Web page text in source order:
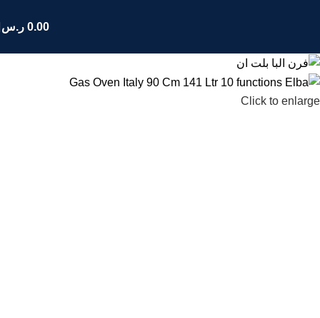
0.00 ر.س
Click to enlarge